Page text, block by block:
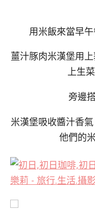
用米飯來當早
薑汁豚肉米漢堡用
上生
旁邊
米漢堡吸收醬汁香
他們的